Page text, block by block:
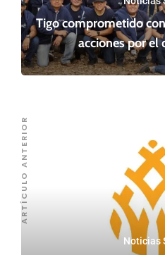
Tigo comprometido
acciones por el
Noticias
ARTÍCULO ANTERIOR